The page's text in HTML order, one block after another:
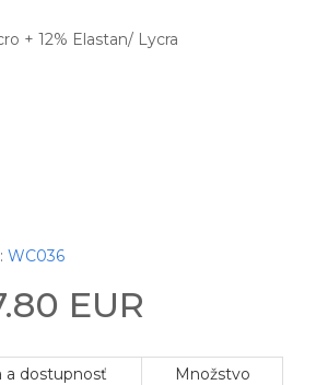
+ 12% Elastan/ Lycra
WC036
EUR
a dostupnosť Množstvo